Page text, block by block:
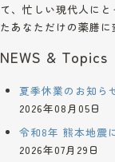
て、忙しい現代人に
たあなただけの薬膳に
NEWS & Topics
夏季休業のお知ら
2026年08月05日
令和8年 熊本地震
2026年07月29日